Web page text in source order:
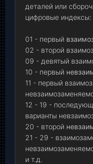
деталей или
цифровые индексы:
01 - первый
02 - второй
09 - девятый
10 - первый
11 - первый
12 - 19 -
варианты
20 - второй
21 - 29 -
и т.д.